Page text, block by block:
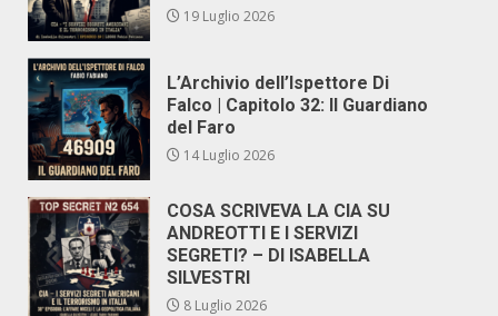
19 Luglio 2026
L’Archivio dell’Ispettore Di
Falco | Capitolo 32: Il Guardiano
del Faro
14 Luglio 2026
COSA SCRIVEVA LA CIA SU
ANDREOTTI E I SERVIZI
SEGRETI? – DI ISABELLA
SILVESTRI
8 Luglio 2026